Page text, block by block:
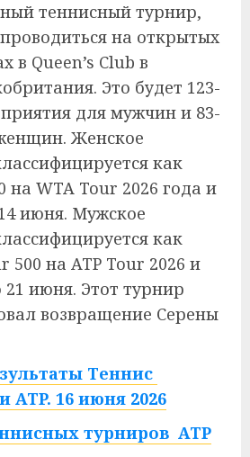
теннисный турнир,
на открытых
в Queen’s Club в
Это будет 123-
для мужчин и 83-
Женское
как
на WTA Tour 2026 года и
июня. Мужское
как
500 на ATP Tour 2026 и
21 июня. Этот турнир
возвращение Серены
Теннис
ATP. 16 июня 2026
турниров ATP